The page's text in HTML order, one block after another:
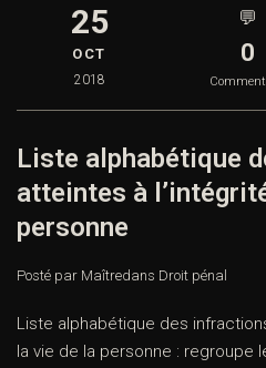
25
OCT
2018
💬
0
Liste alphabétique
atteintes à
personne
Posté par Maîtredans Droit pénal
Liste alphabétique des
la vie de la personne : regroupe